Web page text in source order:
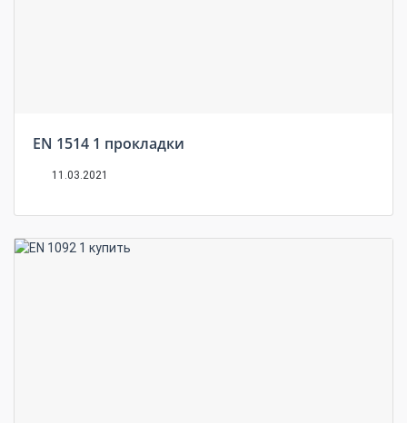
EN 1514 1 прокладки
11.03.2021